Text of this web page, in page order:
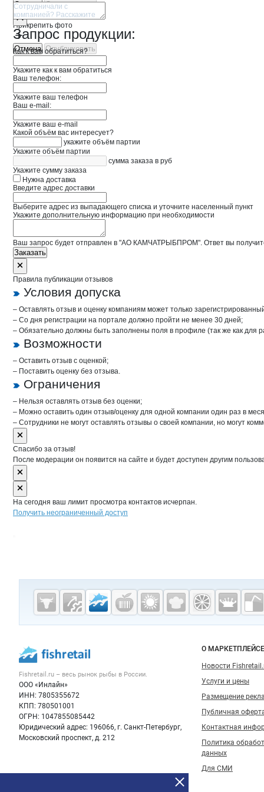
Прикрепить фото
Отмена Опубликовать
Отмена Опубликовать
Запрос продукции:
Как к вам обратиться?
Укажите как к вам обратиться
Ваш телефон:
Укажите ваш телефон
Ваш e-mail:
Укажите ваш e-mail
Какой объём вас интересует?
укажите объём партии
Укажите объём партии
сумма заказа в руб
Укажите сумму заказа
Нужна доставка
Введите адрес доставки
Выберите адрес из выпадающего списка и уточните населенный пункт
Укажите дополнительную информацию при необходимости
Ваш запрос будет отправлен в "АО КАМЧАТРЫБПРОМ". Ответ вы
Заказать
Правила публикации отзывов
Условия допуска
– Оставлять отзыв и оценку компаниям может только
– Со дня регистрации на портале должно пройти не менее 30 дней;
– Обязательно должны быть заполнены поля в профиле (так же как для
Возможности
– Оставить отзыв с оценкой;
– Поставить оценку без отзыва.
Ограничения
– Нельзя оставлять отзыв без оценки;
– Можно оставить один отзыв/оценку для одной компании один раз в
– Сотрудники не могут оставлять отзывы о своей компании, но могут
Спасибо за отзыв!
После модерации он появится на сайте и будет доступен другим
На сегодня ваш лимит просмотра контактов исчерпан.
Получить неограниченный доступ
Дополнительная информация
Cсылки на полезные проекты
Fishretail.ru —
рыба,
Важные разделы и контакты
Fishretail.ru – весь рынок рыбы в России.
ООО «Инлайн»
ИНН: 7805355672
КПП: 780501001
ОГРН: 1047855085442
Юридический адрес: 196066, г. Санкт-Петербург,
Московский проспект, д. 212
Навигация
О МАРКЕТПЛЕЙСЕ
Новости
Услуги и цены
Размещение
Публичная
Контактная
Политика
данных
Для СМИ